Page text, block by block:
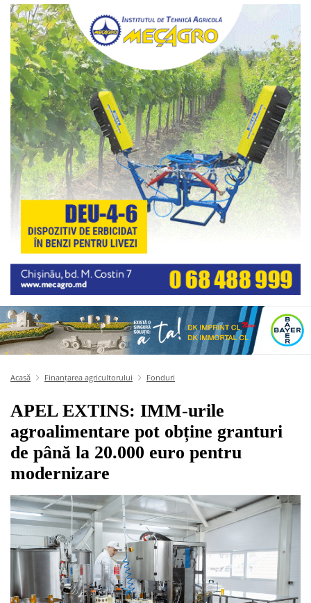
Acasă Finanțarea agricultorului Fonduri
APEL EXTINS: IMM-urile
agroalimentare pot obține granturi
de până la 20.000 euro pentru
modernizare